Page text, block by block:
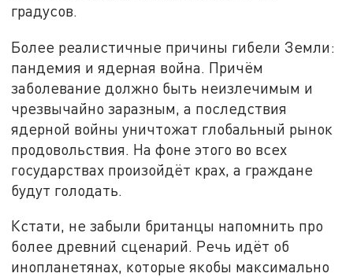
градусов.
Более реалистичные причины гибели Земли:
пандемия и ядерная война. Причём
заболевание должно быть неизлечимым и
чрезвычайно заразным, а последствия
ядерной войны уничтожат глобальный рынок
продовольствия. На фоне этого во всех
государствах произойдёт крах, а граждане
будут голодать.
Кстати, не забыли британцы напомнить про
более древний сценарий. Речь идёт об
инопланетянах, которые якобы максимально